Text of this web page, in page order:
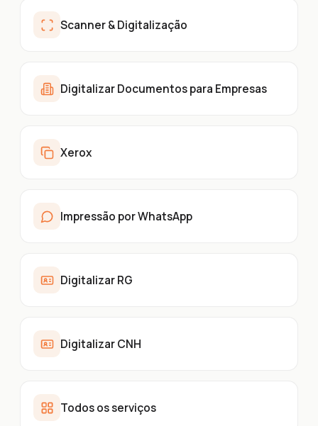
Scanner & Digitalização
Digitalizar Documentos para Empresas
Xerox
Impressão por WhatsApp
Digitalizar RG
Digitalizar CNH
Todos os serviços